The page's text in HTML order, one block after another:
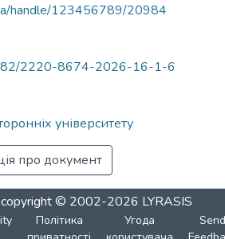
handle/123456789/20984
2220-8674-2026-16-1-6
університету
про документ
copyright © 2002-2026 LYRASIS
Політика
Угода
Send